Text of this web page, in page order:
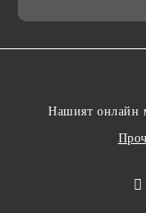
Нашият онлайн